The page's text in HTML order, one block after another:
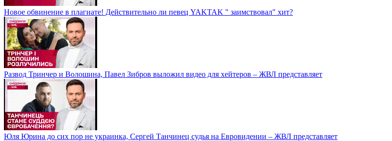
Новое обвинение в плагиате! Действительно ли певец YAKTAK " заимствовал" хит?
Развод Тринчер и Волошина, Павел Зибров выложил видео для хейтеров – ЖВЛ представляет
Юля Юрина до сих пор не украинка, Сергей Танчинец судья на Евровидении – ЖВЛ представляет